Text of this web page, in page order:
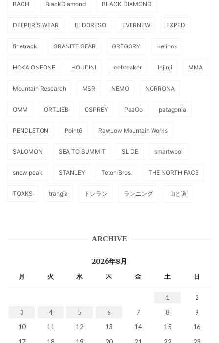
BACH BlackDiamond BLACK DIAMOND
DEEPER'S WEAR ELDORESO EVERNEW EXPED
finetrack GRANITE GEAR GREGORY Helinox
HOKA ONEONE HOUDINI Icebreaker injinji MMA
Mountain Research MSR NEMO NORRONA
OMM ORTLIEB OSPREY PaaGo patagonia
PENDLETON Point6 RawLow Mountain Works
SALOMON SEA TO SUMMIT SLIDE smartwool
snow peak STANLEY Teton Bros. THE NORTH FACE
TOAKS trangia トレラン ランニング 山と道
ARCHIVE
2026年8月
月 火 水 木 金 土 日
1
2
3
4 5 6 7 8
9
10
11 12 13 14 15
16
17
18 19 20 21 22 23